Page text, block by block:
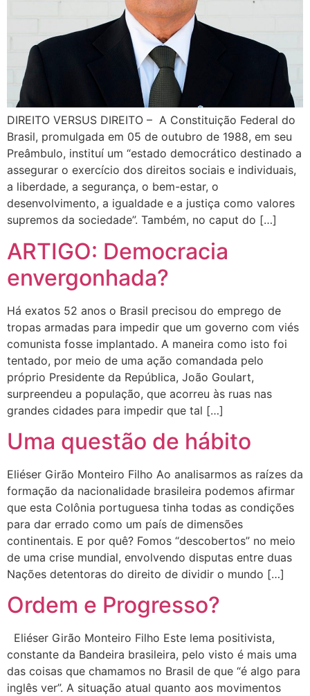
DIREITO VERSUS DIREITO – A Constituição Federal do
Brasil, promulgada em 05 de outubro de 1988, em seu
Preâmbulo, instituí um “estado democrático destinado a
assegurar o exercício dos direitos sociais e individuais,
a liberdade, a segurança, o bem-estar, o
desenvolvimento, a igualdade e a justiça como valores
supremos da sociedade”. Também, no caput do […]
ARTIGO: Democracia
envergonhada?
Há exatos 52 anos o Brasil precisou do emprego de
tropas armadas para impedir que um governo com viés
comunista fosse implantado. A maneira como isto foi
tentado, por meio de uma ação comandada pelo
próprio Presidente da República, João Goulart,
surpreendeu a população, que acorreu às ruas nas
grandes cidades para impedir que tal […]
Uma questão de hábito
Eliéser Girão Monteiro Filho Ao analisarmos as raízes da
formação da nacionalidade brasileira podemos afirmar
que esta Colônia portuguesa tinha todas as condições
para dar errado como um país de dimensões
continentais. E por quê? Fomos “descobertos” no meio
de uma crise mundial, envolvendo disputas entre duas
Nações detentoras do direito de dividir o mundo […]
Ordem e Progresso?
Eliéser Girão Monteiro Filho Este lema positivista,
constante da Bandeira brasileira, pelo visto é mais uma
das coisas que chamamos no Brasil de que “é algo para
inglês ver”. A situação atual quanto aos movimentos